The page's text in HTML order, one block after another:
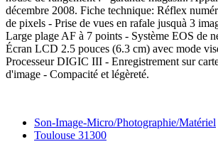
décembre 2008. Fiche technique: Réflex
de pixels - Prise de vues en rafale jusquà 3
Large plage AF à 7 points - Système EOS de
Écran LCD 2.5 pouces (6.3 cm) avec mode
Processeur DIGIC III - Enregistrement sur
d'image - Compacité et légèreté.
Son-Image-Micro/Photographie/Matériel
Toulouse 31300